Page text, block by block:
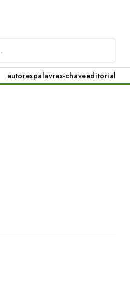
autorespalavras-chaveeditorial